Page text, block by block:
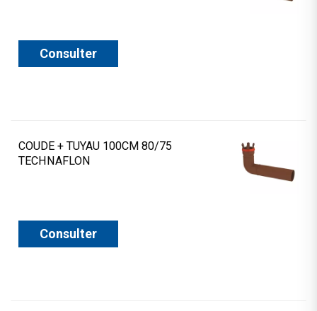
Consulter
COUDE + TUYAU 100CM 80/75
TECHNAFLON
Consulter